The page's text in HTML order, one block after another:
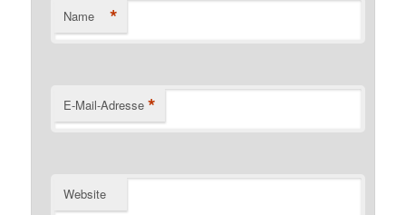
Name *
E-Mail-Adresse *
Website